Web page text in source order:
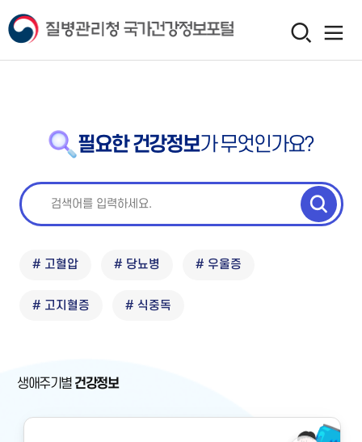
필요한 건강정보가 무엇인가요?
# 고혈압 # 당뇨병 # 우울증
# 고지혈증 # 식중독
생애주기별 건강정보